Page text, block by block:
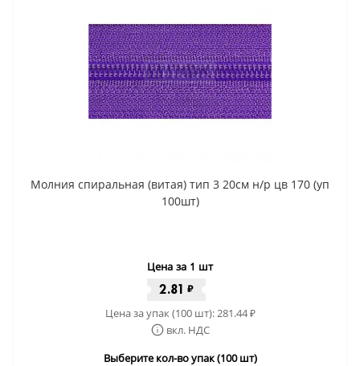
Молния спиральная (витая) тип 3 20см н/р цв 170 (уп
100шт)
Цена за 1 шт
2.81 ₽
Цена за упак (100 шт):281.44₽
вкл. НДС
Выберите кол-во упак (100 шт)